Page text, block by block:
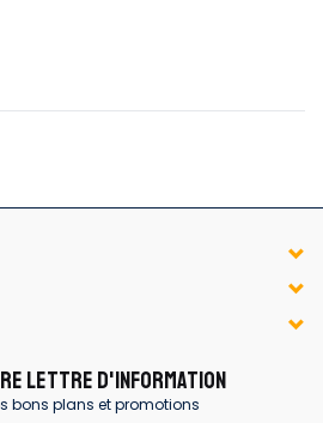
LETTRE D'INFORMATION
bons plans et promotions